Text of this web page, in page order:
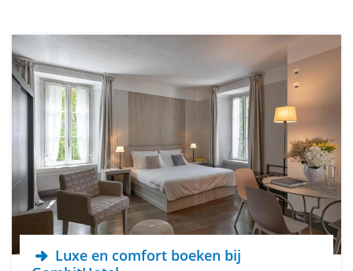
Luxe en comfort boeken bij